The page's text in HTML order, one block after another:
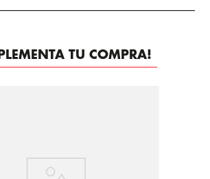
TU COMPRA!